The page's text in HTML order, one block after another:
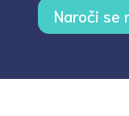
Naroči se